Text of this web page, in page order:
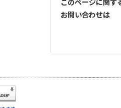
このページに関す
お問い合わせは